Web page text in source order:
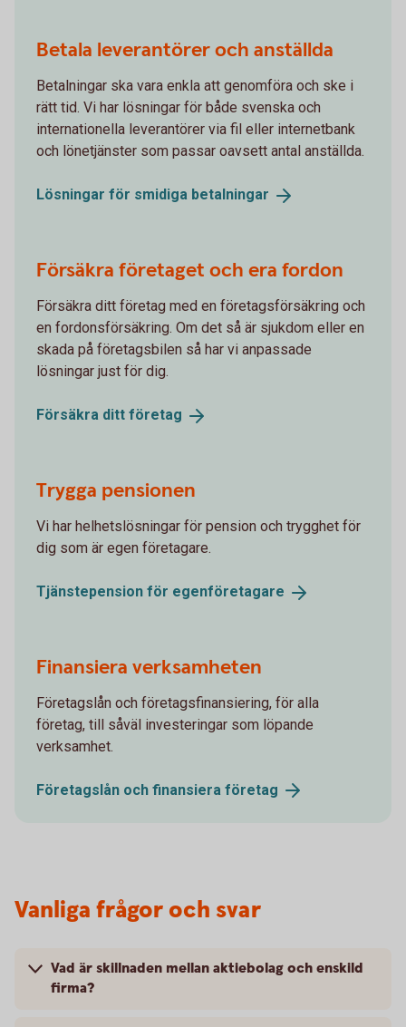
Betala leverantörer och anställda
Betalningar ska vara enkla att genomföra och ske i
rätt tid. Vi har lösningar för både svenska och
internationella leverantörer via fil eller internetbank
och lönetjänster som passar oavsett antal anställda.
Lösningar för smidiga betalningar
Försäkra företaget och era fordon
Försäkra ditt företag med en företagsförsäkring och
en fordonsförsäkring. Om det så är sjukdom eller en
skada på företagsbilen så har vi anpassade
lösningar just för dig.
Försäkra ditt företag
Trygga pensionen
Vi har helhetslösningar för pension och trygghet för
dig som är egen företagare.
Tjänstepension för egenföretagare
Finansiera verksamheten
Företagslån och företagsfinansiering, för alla
företag, till såväl investeringar som löpande
verksamhet.
Företagslån och finansiera företag
Vanliga frågor och svar
Vad är skillnaden mellan aktiebolag och enskild
firma?